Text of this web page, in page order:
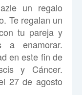
un regalo
Te regalan un
tu pareja y
enamorar.
en este fin de
y Cáncer.
27 de agosto